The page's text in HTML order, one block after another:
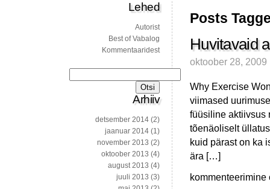
Posts
Huvitavaid
oktoober 28, 2009
Why Exercise
viimased
füüsiline aktiivsus
tõenäoliselt
kuid pärast on ka
ära […]
Huvitavaid
Lehed
Autorist
Best of Vabalog
Kommentaaridest
Arhiiv
detsember 2014 (2)
jaanuar 2014 (1)
november 2013 (2)
oktoober 2013 (4)
august 2013 (4)
juuli 2013 (3)